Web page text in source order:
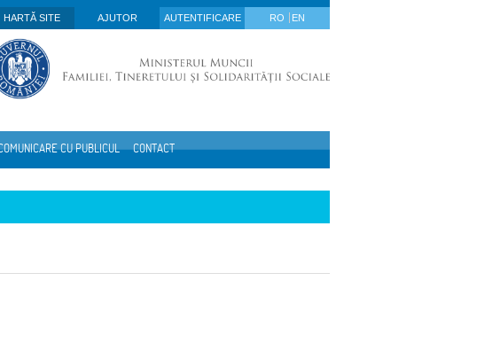
HARTĂ SITE
AJUTOR AUTENTIFICARE RO EN
CU PUBLICUL CONTACT